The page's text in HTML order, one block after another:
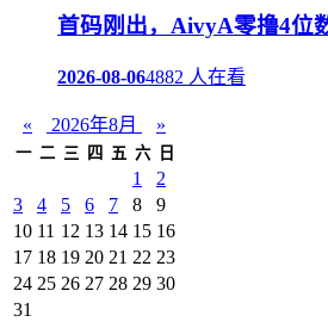
首码刚出，AivyA零撸4位
2026-08-064882 人在看
« 2026年8月 »
一 二 三 四 五 六 日
1
2
3
4 5 6 7 8
9
10 11 12 13 14 15 16
17 18 19 20 21 22 23
24 25 26 27 28 29 30
31